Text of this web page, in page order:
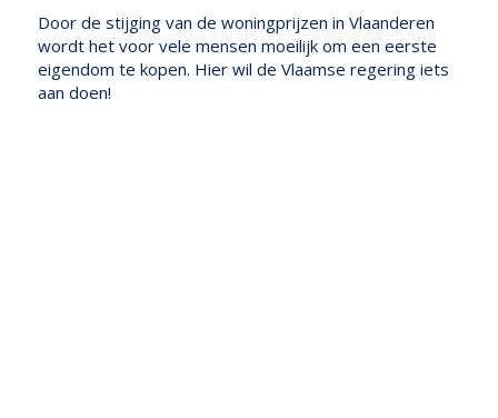
Door de stijging van de woningprijzen in Vlaanderen
wordt het voor vele mensen moeilijk om een eerste
eigendom te kopen. Hier wil de Vlaamse regering iets
aan doen!